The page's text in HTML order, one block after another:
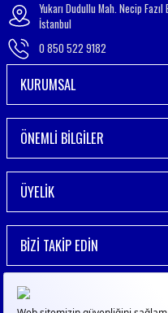
Yukarı Dudullu Mah. Necip
İstanbul
0 850 522 9182
KURUMSAL
ÖNEMLİ BİLGİLER
ÜYELİK
BİZİ TAKİP EDİN